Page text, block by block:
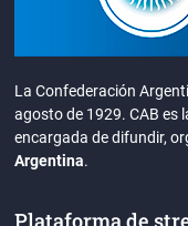
La Confederación
agosto de 1929. CAB es
encargada de difundir,
Argentina.
Plataforma de